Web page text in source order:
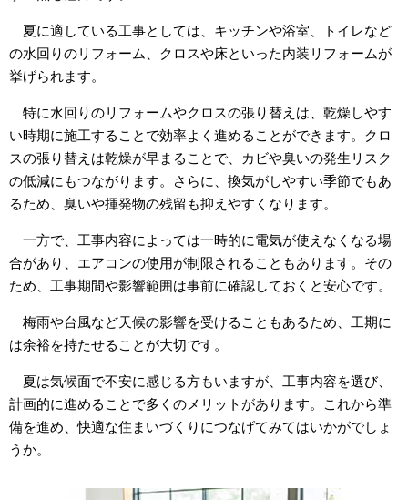
夏に適している工事としては、キッチンや浴室、トイレなど
の水回りのリフォーム、クロスや床といった内装リフォームが
挙げられます。
特に水回りのリフォームやクロスの張り替えは、乾燥しやす
い時期に施工することで効率よく進めることができます。クロ
スの張り替えは乾燥が早まることで、カビや臭いの発生リスク
の低減にもつながります。さらに、換気がしやすい季節でもあ
るため、臭いや揮発物の残留も抑えやすくなります。
一方で、工事内容によっては一時的に電気が使えなくなる場
合があり、エアコンの使用が制限されることもあります。その
ため、工事期間や影響範囲は事前に確認しておくと安心です。
梅雨や台風など天候の影響を受けることもあるため、工期に
は余裕を持たせることが大切です。
夏は気候面で不安に感じる方もいますが、工事内容を選び、
計画的に進めることで多くのメリットがあります。これから準
備を進め、快適な住まいづくりにつなげてみてはいかがでしょ
うか。